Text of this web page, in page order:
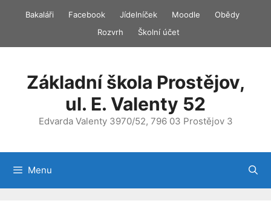
Bakaláři Facebook Jídelníček Moodle
Obědy
Rozvrh
Školní účet
Základní škola Prostějov,
ul. E. Valenty 52
Edvarda Valenty 3970/52, 796 03 Prostějov 3
Menu